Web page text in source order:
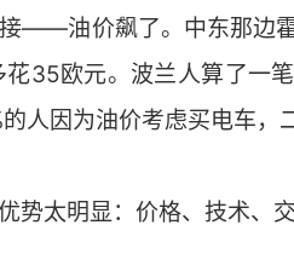
——油价飙了。中东那边
35欧元。波兰人算了一
人因为油价考虑买电车，
势太明显：价格、技术、交